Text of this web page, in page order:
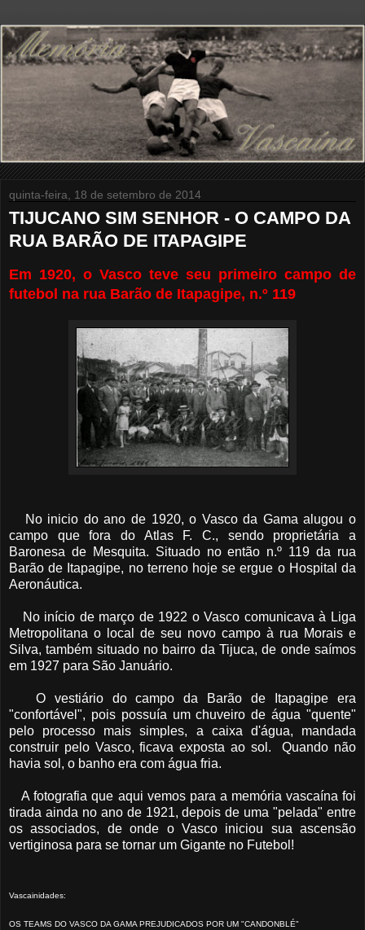
quinta-feira, 18 de setembro de 2014
TIJUCANO SIM SENHOR - O CAMPO DA
RUA BARÃO DE ITAPAGIPE
Em 1920, o Vasco teve seu primeiro campo de
futebol na rua Barão de Itapagipe, n.º 119
No inicio do ano de 1920, o Vasco da Gama alugou o
campo que fora do Atlas F. C., sendo proprietária a
Baronesa de Mesquita. Situado no então n.º 119 da rua
Barão de Itapagipe, no terreno hoje se ergue o Hospital da
Aeronáutica.
No início de março de 1922 o Vasco comunicava à Liga
Metropolitana o local de seu novo campo à rua Morais e
Silva, também situado no bairro da Tijuca, de onde saímos
em 1927 para São Januário.
O vestiário do campo da Barão de Itapagipe era
"confortável", pois possuía um chuveiro de água "quente"
pelo processo mais simples, a caixa d'água, mandada
construir pelo Vasco, ficava exposta ao sol. Quando não
havia sol, o banho era com água fria.
A fotografia que aqui vemos para a memória vascaína foi
tirada ainda no ano de 1921, depois de uma "pelada" entre
os associados, de onde o Vasco iniciou sua ascensão
vertiginosa para se tornar um Gigante no Futebol!
Vascainidades:
OS TEAMS DO VASCO DA GAMA PREJUDICADOS POR UM "CANDONBLÉ"